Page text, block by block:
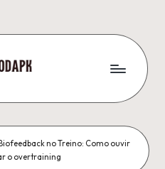
Biofeedback no Treino: Como ouvir
o overtraining